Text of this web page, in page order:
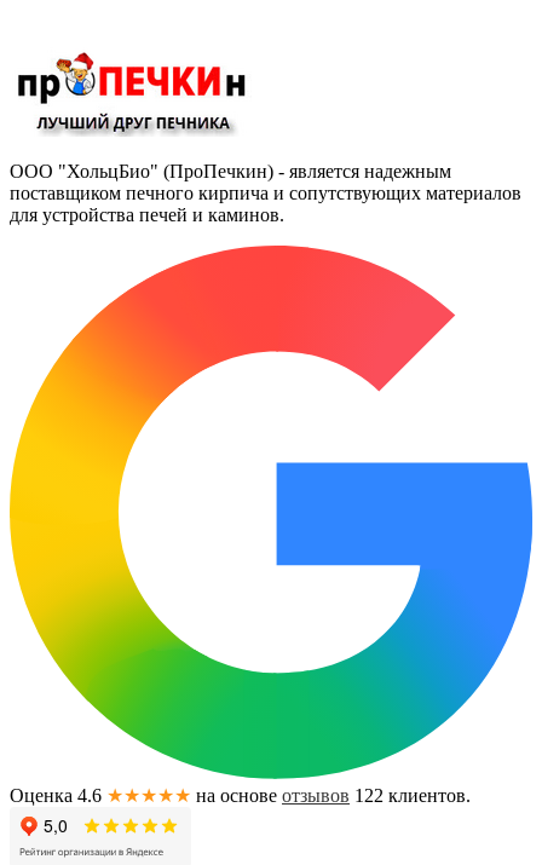
ООО "ХольцБио" (ПроПечкин) - является надежным
поставщиком печного кирпича и сопутствующих материалов
для устройства печей и каминов.
Оценка 4.6 ★★★★★ на основе отзывов 122 клиентов.